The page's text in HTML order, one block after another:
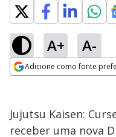
A+ A-
Adicione como fonte
Jujutsu Kaisen:
receber uma nova